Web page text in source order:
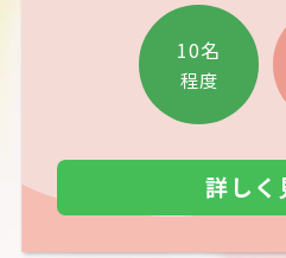
10名
程度
詳しく